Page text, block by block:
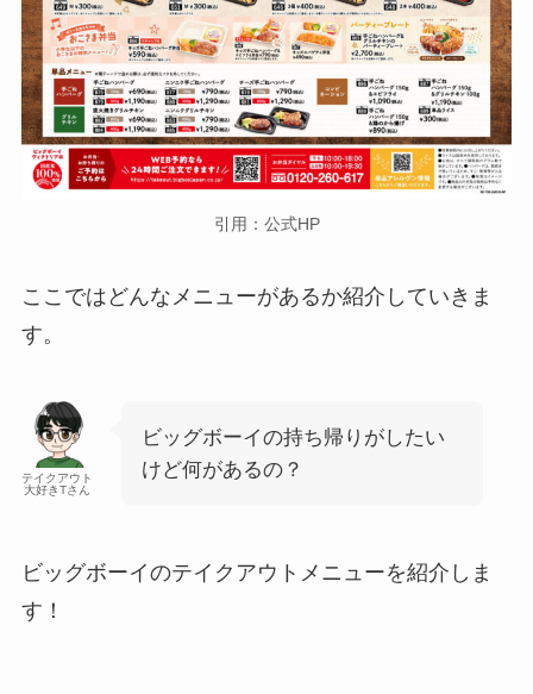
引用：公式HP
ここではどんなメニューがあるか紹介していきま
す。
テイクアウト
大好きTさん
ビッグボーイの持ち帰りがしたい
けど何があるの？
ビッグボーイのテイクアウトメニューを紹介しま
す！